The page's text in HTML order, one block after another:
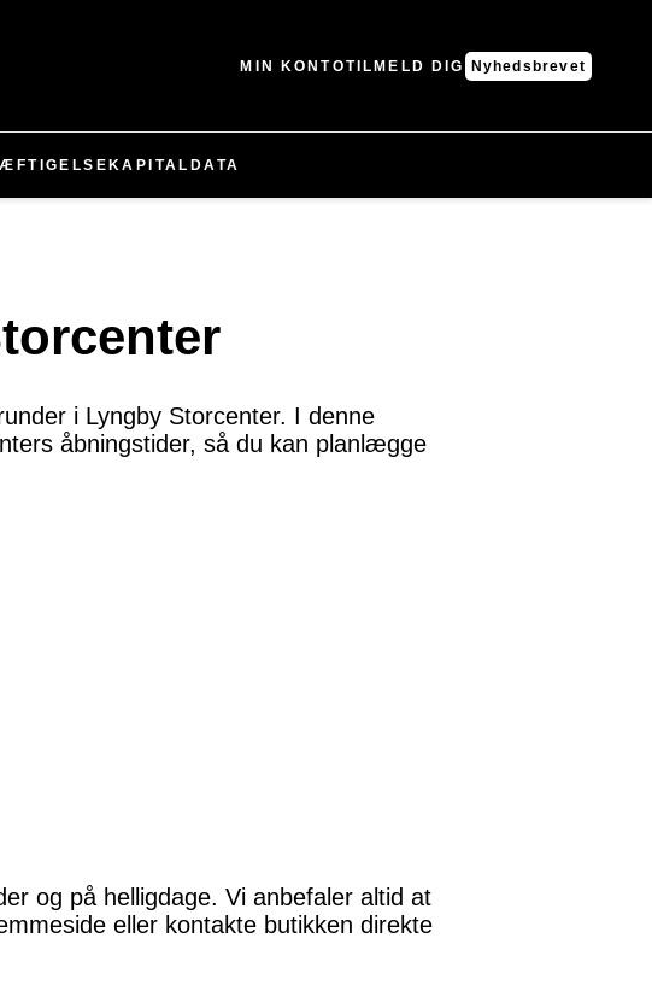
MIN KONTOTILMELD DIG Nyhedsbrevet
KAPITAL DATA
i Lyngby Storcenter. I denne
åbningstider, så du kan planlægge
og på helligdage. Vi anbefaler altid at
eller kontakte butikken direkte